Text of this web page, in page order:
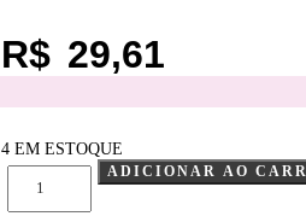
R$ 29,61
4 EM ESTOQUE
ADICIONAR AO